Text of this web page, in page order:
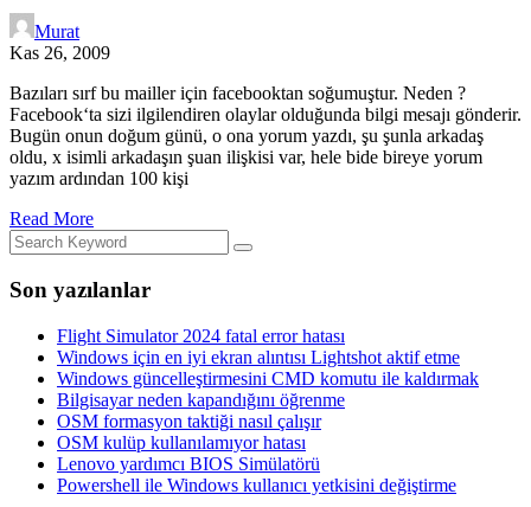
Murat
Kas 26, 2009
Bazıları sırf bu mailler için facebooktan soğumuştur. Neden ?
Facebook‘ta sizi ilgilendiren olaylar olduğunda bilgi mesajı gönderir.
Bugün onun doğum günü, o ona yorum yazdı, şu şunla arkadaş
oldu, x isimli arkadaşın şuan ilişkisi var, hele bide bireye yorum
yazım ardından 100 kişi
Read More
Son yazılanlar
Flight Simulator 2024 fatal error hatası
Windows için en iyi ekran alıntısı Lightshot aktif etme
Windows güncelleştirmesini CMD komutu ile kaldırmak
Bilgisayar neden kapandığını öğrenme
OSM formasyon taktiği nasıl çalışır
OSM kulüp kullanılamıyor hatası
Lenovo yardımcı BIOS Simülatörü
Powershell ile Windows kullanıcı yetkisini değiştirme